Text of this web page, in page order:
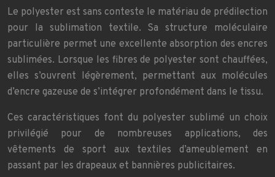
Le polyester est sans conteste le matériau de prédilection
pour la sublimation textile. Sa structure moléculaire
particulière permet une excellente absorption des encres
sublimées. Lorsque les fibres de polyester sont chauffées,
elles s’ouvrent légèrement, permettant aux molécules
d’encre gazeuse de s’intégrer profondément dans le tissu.
Ces caractéristiques font du polyester sublimé un choix
privilégié pour de nombreuses applications, des
vêtements de sport aux textiles d’ameublement en
passant par les drapeaux et bannières publicitaires.